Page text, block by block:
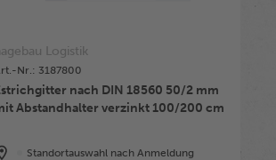
Logistik
Nr.: 3187800
nach DIN 18560 50/2 mm
mit Abstandhalter verzinkt 100/200 cm
Standortauswahl nach Anmeldung